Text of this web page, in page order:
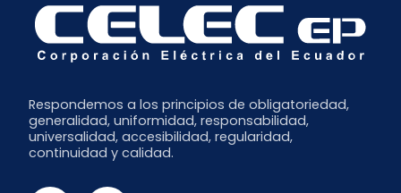
Respondemos a los principios de obligatoriedad,
generalidad, uniformidad, responsabilidad,
universalidad, accesibilidad, regularidad,
continuidad y calidad.